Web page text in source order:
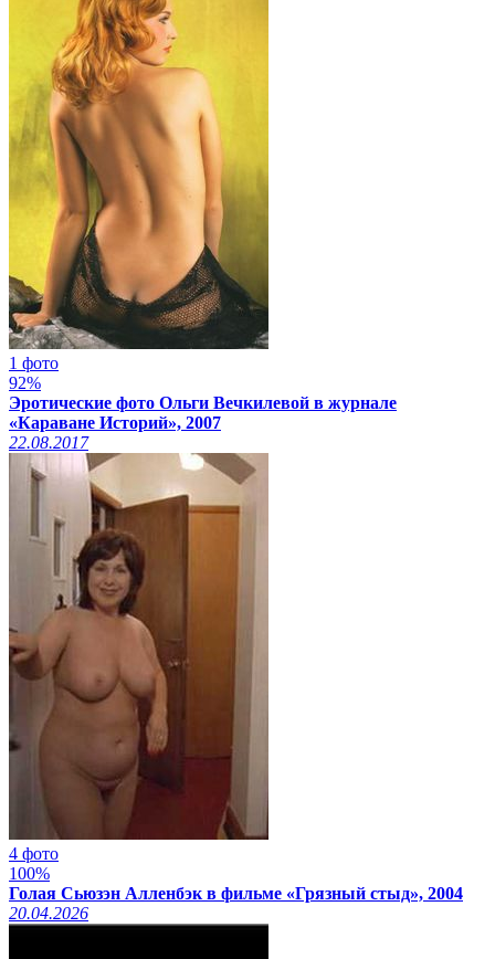
1 фото
92%
Эротические фото Ольги Вечкилевой в журнале
«Караване Историй», 2007
22.08.2017
4 фото
100%
Голая Сьюзэн Алленбэк в фильме «Грязный стыд», 2004
20.04.2026